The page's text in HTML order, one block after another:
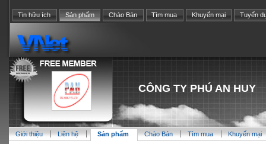
Tin hữu ích Sản phẩm Chào Bán Tìm mua Khuyến mại Tuyển
CÔNG TY PHÚ AN HUY
Giới thiệu Liên hệ Sản phẩm Chào Bán Tìm mua Khuyến mại